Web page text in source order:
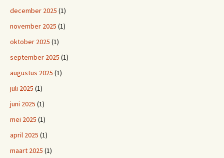
december 2025 (1)
november 2025 (1)
oktober 2025 (1)
september 2025 (1)
augustus 2025 (1)
juli 2025 (1)
juni 2025 (1)
mei 2025 (1)
april 2025 (1)
maart 2025 (1)